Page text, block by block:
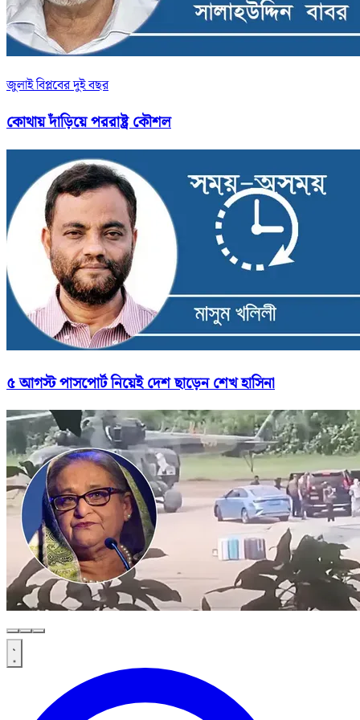
জুলাই বিপ্লবের দুই বছর
কোথায় দাঁড়িয়ে পররাষ্ট্র কৌশল
৫ আগস্ট পাসপোর্ট নিয়েই দেশ ছাড়েন শেখ হাসিনা